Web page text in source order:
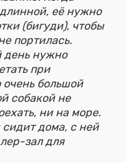
её нужно
(бигуди), чтобы
портилась.
день нужно
при
очень большой
собакой не
ни на море.
сидит дома, с ней
зал для